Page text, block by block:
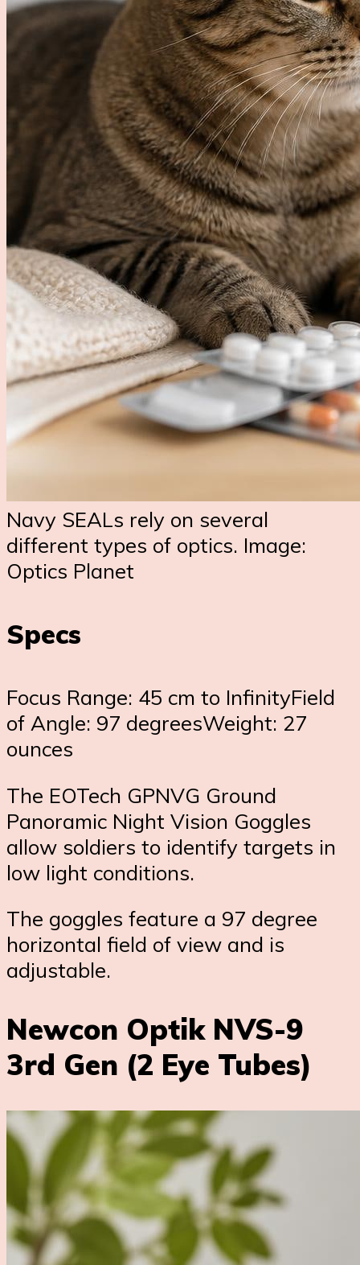
Navy SEALs rely on several
different types of optics. Image:
Optics Planet
Specs
Focus Range: 45 cm to InfinityField
of Angle: 97 degreesWeight: 27
ounces
The EOTech GPNVG Ground
Panoramic Night Vision Goggles
allow soldiers to identify targets in
low light conditions.
The goggles feature a 97 degree
horizontal field of view and is
adjustable.
Newcon Optik NVS-9
3rd Gen (2 Eye Tubes)